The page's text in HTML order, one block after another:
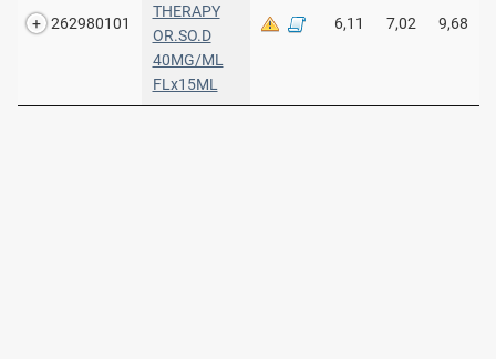
262980101
THERAPY
OR.SO.D
40MG/ML
FLx15ML
6,11 7,02 9,68